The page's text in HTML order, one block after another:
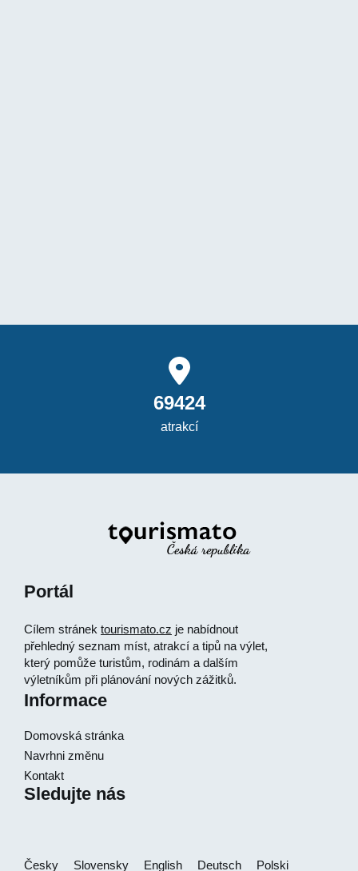
69424
atrakcí
Portál
Cílem stránek tourismato.cz je nabídnout
přehledný seznam míst, atrakcí a tipů na výlet,
který pomůže turistům, rodinám a dalším
výletníkům při plánování nových zážitků.
Informace
Domovská stránka
Navrhni změnu
Kontakt
Sledujte nás
Česky Slovensky English Deutsch Polski